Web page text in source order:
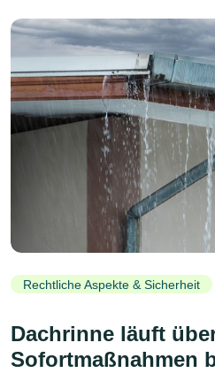
Rechtliche Aspekte & Sicherheit
Dachrinne läuft
Sofortmaßnahmen